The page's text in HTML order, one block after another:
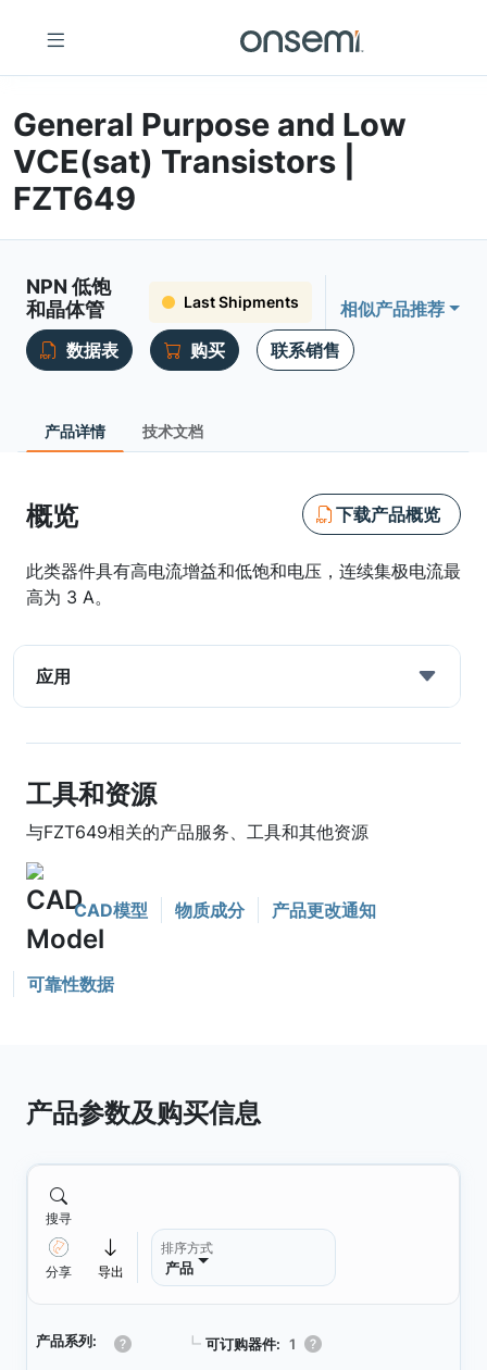
General Purpose and Low
VCE(sat) Transistors |
FZT649
NPN 低饱
和晶体管
Last Shipments
相似产品推荐
数据表
购买 联系销售
产品详情 技术文档
概览 下载产品概览
此类器件具有高电流增益和低饱和电压，连续集极电流最
高为 3 A。
应用
工具和资源
与FZT649相关的产品服务、工具和其他资源
CAD模型 物质成分 产品更改通知
可靠性数据
产品参数及购买信息
搜寻
分享 导出
排序方式
产品
产品系列: ┗ 可订购器件: 1